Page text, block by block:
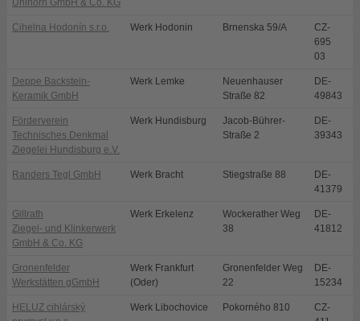
Uhlhorn GmbH & Co. KG
Cihelna Hodonín s.r.o. Werk Hodonin Brnenska 59/A
CZ-
695
03
Deppe Backstein-
Keramik GmbH
Werk Lemke
Neuenhauser
Straße 82
DE-
49843
Förderverein
Technisches Denkmal
Ziegelei Hundisburg e.V.
Werk Hundisburg
Jacob-Bührer-
Straße 2
DE-
39343
Randers Tegl GmbH Werk Bracht Stiegstraße 88
DE-
41379
Gillrath
Ziegel- und Klinkerwerk
GmbH & Co. KG
Werk Erkelenz
Wockerather Weg
38
DE-
41812
Gronenfelder
Werkstätten gGmbH
Werk Frankfurt
(Oder)
Gronenfelder Weg
22
DE-
15234
HELUZ cihlárský
Werk Libochovice Pokorného 810
CZ-